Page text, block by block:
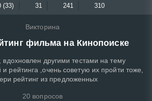
(33) 31 241 310
Викторина
фильма на Кинопоиске
вдохновлен другими тестами на тему
рейтинга ,очень советую их пройти тоже,
рейтинг из предложенных
20 вопросов